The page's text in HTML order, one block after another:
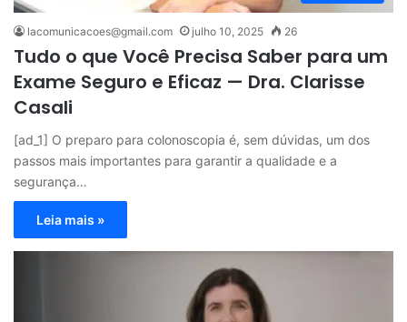
lacomunicacoes@gmail.com julho 10, 2025 26
Tudo o que Você Precisa Saber para um
Exame Seguro e Eficaz — Dra. Clarisse
Casali
[ad_1] O preparo para colonoscopia é, sem dúvidas, um dos
passos mais importantes para garantir a qualidade e a
segurança…
Leia mais »